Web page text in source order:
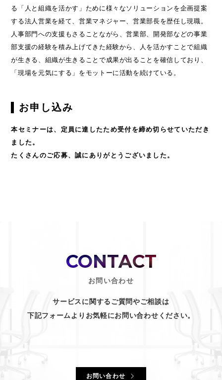
る「人と組織を活かす」ために様々なソリューションを企画提案
する法人営業を経て、営業マネジャー、営業部長を歴任し現職。
人事部門への支援もさることながら、営業部、開発部などの事業
部支援の経験を積み上げてきた経験から、人を活かすことで組織
が生きる、組織が生きることで成果が出ることを確信しており、
「現場を元気にする」をモットーに活動を続けている。
お申し込み
本セミナーは、定員に達したため受付を締め切らせていただき
ました。
たくさんのご応募、誠にありがとうございました。
CONTACT
お問い合わせ
サービスに関するご質問やご相談は
下記フォームよりお気軽にお問い合わせください。
お問い合わせ